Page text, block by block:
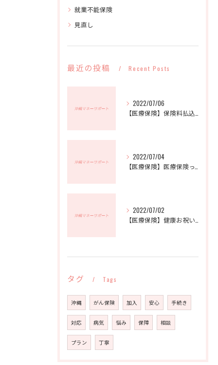
就業不能保険
見直し
最近の投稿 Recent Posts
2022/07/06
【医療保険】保険料払込免除特約って何？ | 沖縄マネーサポート
2022/07/04
【医療保険】医療保険って必要？ | 沖縄マネーサポート
2022/07/02
【医療保険】健康お祝い金のある医療保険 | 沖縄マネーサポート
タグ Tags
沖縄 がん保険 加入 安心 手続き
対応 病気 悩み 保障 相談
プラン 丁寧